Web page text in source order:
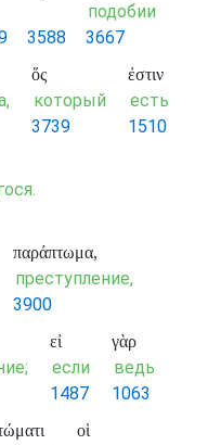
3588
подобии
3667
ὅς
который
3739
ἐστιν
есть
1510
παράπτωμα,
преступление,
3900
εἰ
если
1487
γὰρ
ведь
1063
οἱ